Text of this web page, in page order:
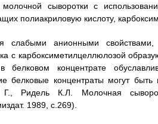
сыворотки с
полиакриловую кислоту,
слабыми анионными
с карбоксиметилцеллюлозой
белковом концентрате
белковые концентраты могут быть
Г., Ридель К.Л. Молочная
1989, с.269).